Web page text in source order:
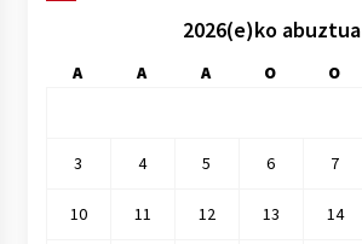
2026(e)ko abuztua
A A A O O
3 4 5 6 7
10 11 12 13 14